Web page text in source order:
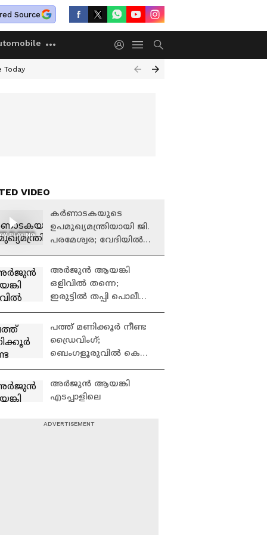
Source
Today
VIDEO
PLAYING
കർണാടകയുടെ
ഉപമുഖ്യമന്ത്രിയായി ജി.
പരമേശ്വര; വേദിയിൽ
വി.ഡി സതീശനും
അർജുൻ ആയങ്കി
ഒളിവിൽ തന്നെ;
ഇരുട്ടിൽ തപ്പി പൊലീസ്,
അടുപ്പമുള്ള 21 പേർ
കസ്റ്റഡിയിൽ
പത്ത് മണിക്കൂർ നീണ്ട
ഡ്രൈവിംഗ്;
ബെംഗളൂരുവിൽ കെ
അപകടത്തിൽപെട്ട്
രണ്ട് മരണം
അര്‍ജുന്‍ ആയങ്കി
എടപ്പാളിലെ
ദൃശ്യങ്ങള്‍ പുറത്ത്